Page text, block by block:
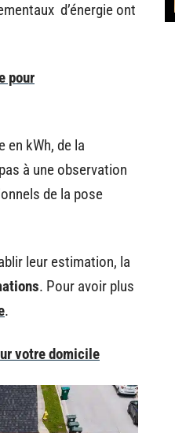
d’énergie ont
pour
en kWh, de la
à une observation
de la pose
leur estimation, la
. Pour avoir plus
.
votre domicile